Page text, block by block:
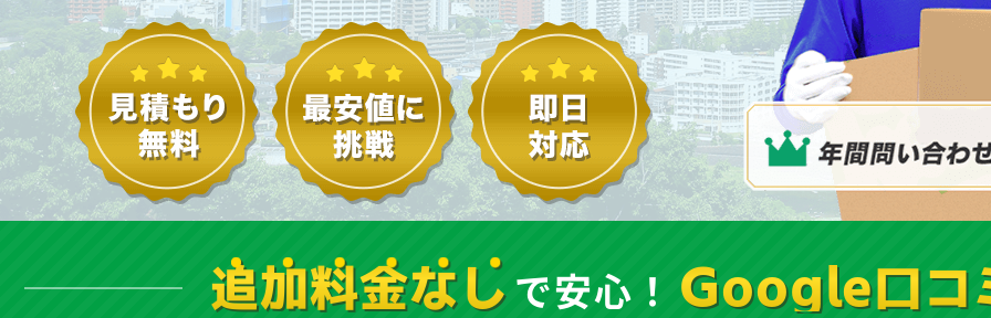
追加料金なし で安心！ Google口